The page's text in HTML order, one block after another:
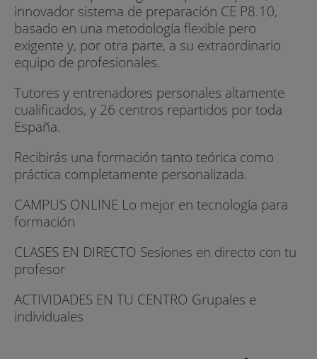
innovador sistema de preparación CE P8.10,
basado en una metodología flexible pero
exigente y, por otra parte, a su extraordinario
equipo de profesionales.
Tutores y entrenadores personales altamente
cualificados, y 26 centros repartidos por toda
España.
Recibirás una formación tanto teórica como
práctica completamente personalizada.
CAMPUS ONLINE Lo mejor en tecnología para
formación
CLASES EN DIRECTO Sesiones en directo con tu
profesor
ACTIVIDADES EN TU CENTRO Grupales e
individuales